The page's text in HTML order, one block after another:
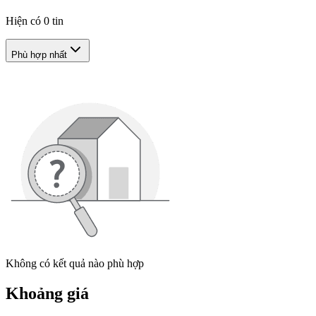
Hiện có 0 tin
Phù hợp nhất
Không có kết quả nào phù hợp
Khoảng giá